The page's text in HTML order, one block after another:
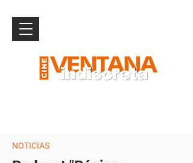
NOTICIAS